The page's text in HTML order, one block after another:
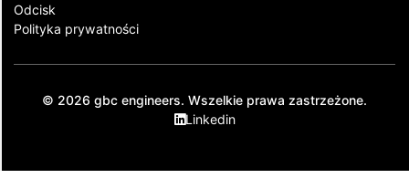
Odcisk
Polityka prywatności
© 2026 gbc engineers. Wszelkie prawa zastrzeżone.
Linkedin